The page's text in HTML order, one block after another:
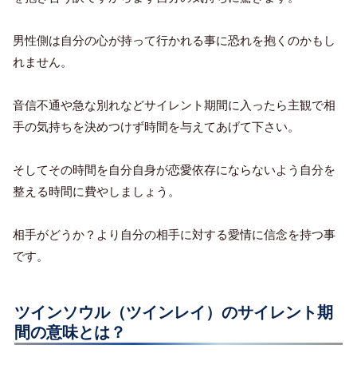
男性側は自分の心が持って行かれる事に恐れを抱くのかもし
れません。
音信不通や急な別れなどサイレント期間に入ったら主観で相
手の気持ちを決めつけず時間を与えてあげて下さい。
そしてその時間を自分自身が恋愛依存にならないよう自分を
整える時間に費やしましょう。
相手がどうか？より自分の相手に対する愛情に信念を持つ事
です。
ツインソウル（ツインレイ）のサイレント期
間の意味とは？